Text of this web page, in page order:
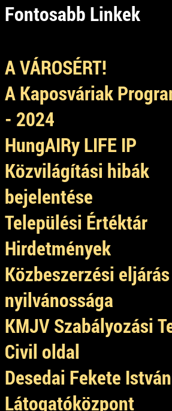
Fontosabb Linkek
A VÁROSÉRT!
A Kaposváriak
- 2024
HungAIRy LIFE IP
Közvilágítási hibák
bejelentése
Települési Értéktár
Hirdetmények
Közbeszerzési eljárás
nyilvánossága
KMJV Szabályozási
Civil oldal
Desedai Fekete István
Látogatóközpont